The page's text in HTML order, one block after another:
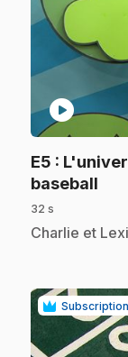
play_circle
E5 :
baseball
32 s
.Charlie et
Subscription